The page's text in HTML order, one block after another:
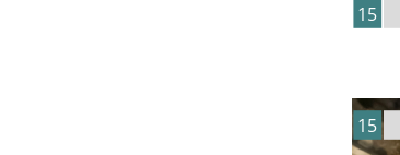
15
15